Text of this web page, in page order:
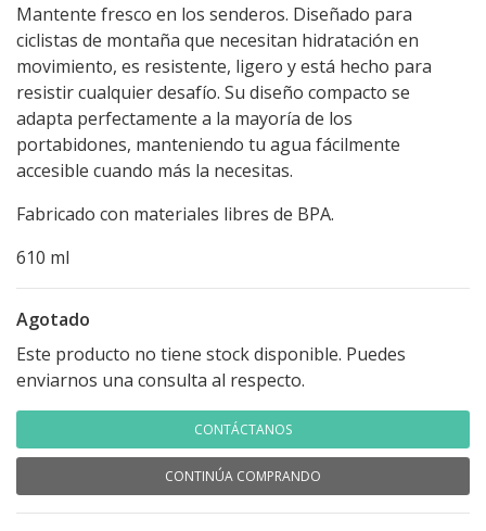
Mantente fresco en los senderos. Diseñado para
ciclistas de montaña que necesitan hidratación en
movimiento, es resistente, ligero y está hecho para
resistir cualquier desafío. Su diseño compacto se
adapta perfectamente a la mayoría de los
portabidones, manteniendo tu agua fácilmente
accesible cuando más la necesitas.
Fabricado con materiales libres de BPA.
610 ml
Agotado
Este producto no tiene stock disponible. Puedes
enviarnos una consulta al respecto.
CONTÁCTANOS
CONTINÚA COMPRANDO